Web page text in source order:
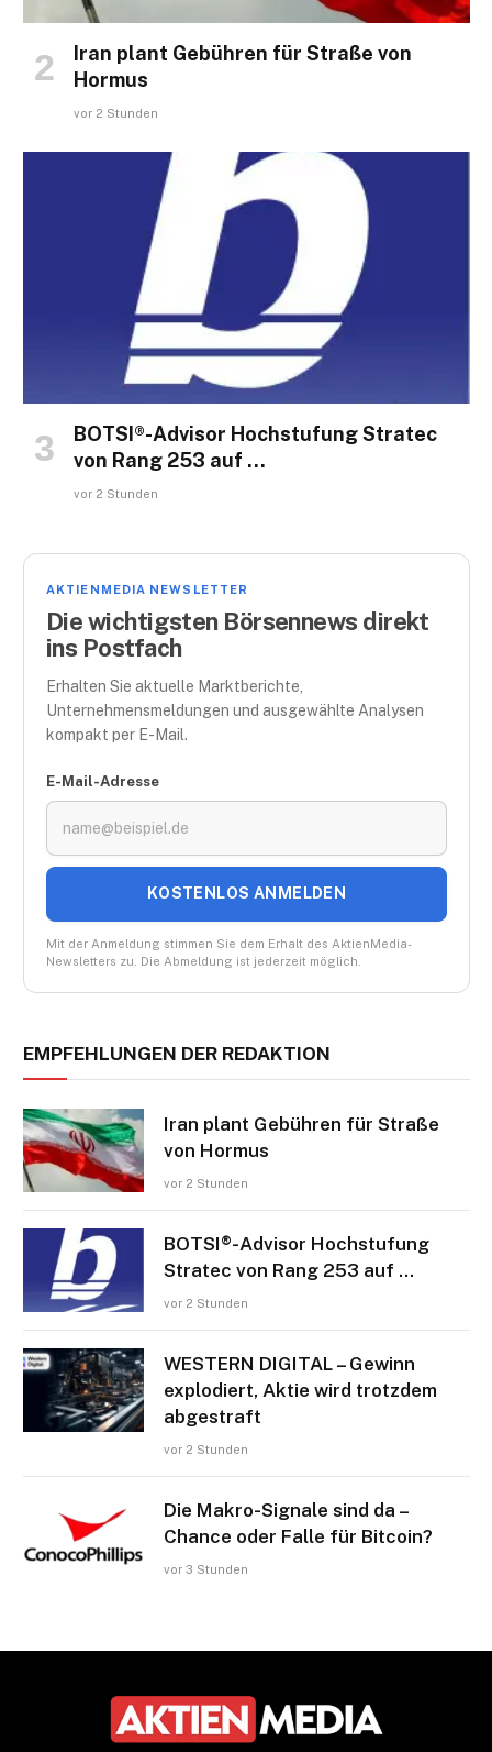
Iran plant Gebühren für Straße von
Hormus
vor 2 Stunden
BOTSI®-Advisor Hochstufung Stratec
von Rang 253 auf …
vor 2 Stunden
AKTIENMEDIA NEWSLETTER
Die wichtigsten Börsennews direkt
ins Postfach
Erhalten Sie aktuelle Marktberichte,
Unternehmensmeldungen und ausgewählte Analysen
kompakt per E-Mail.
E-Mail-Adresse
KOSTENLOS ANMELDEN
Mit der Anmeldung stimmen Sie dem Erhalt des AktienMedia-
Newsletters zu. Die Abmeldung ist jederzeit möglich.
EMPFEHLUNGEN DER REDAKTION
Iran plant Gebühren für Straße
von Hormus
vor 2 Stunden
BOTSI®-Advisor Hochstufung
Stratec von Rang 253 auf …
vor 2 Stunden
WESTERN DIGITAL – Gewinn
explodiert, Aktie wird trotzdem
abgestraft
vor 2 Stunden
Die Makro-Signale sind da –
Chance oder Falle für Bitcoin?
vor 3 Stunden